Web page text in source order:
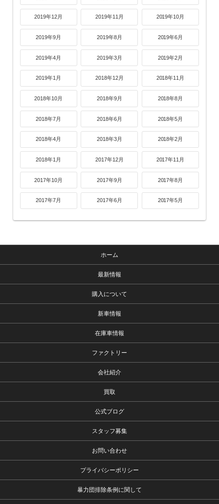
2019年12月 2019年11月 2019年10月
2019年9月 2019年8月 2019年6月
2019年4月 2019年3月 2019年2月
2019年1月 2018年12月 2018年11月
2018年10月 2018年9月 2018年8月
2018年7月 2018年6月 2018年5月
2018年4月 2018年3月 2018年2月
2018年1月 2017年12月 2017年11月
2017年10月 2017年9月 2017年8月
2017年7月 2017年6月 2017年5月
ホーム
最新情報
購入について
新車情報
在庫車情報
ファクトリー
会社紹介
買取
公式ブログ
スタッフ募集
お問い合わせ
プライバシーポリシー
暴力団排除条例に関して